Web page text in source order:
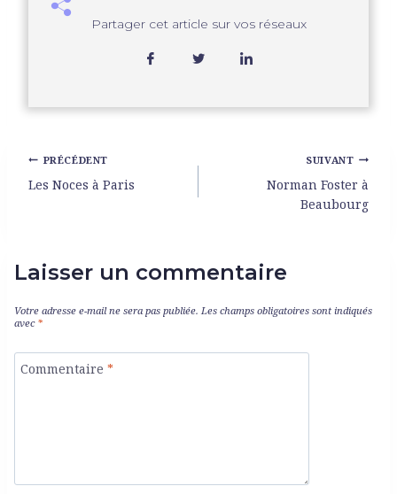
Partager cet article sur vos réseaux
PRÉCÉDENT
Les Noces à Paris
SUIVANT
Norman Foster à
Beaubourg
Laisser un commentaire
Votre adresse e-mail ne sera pas publiée. Les champs obligatoires sont indiqués
avec *
Commentaire *